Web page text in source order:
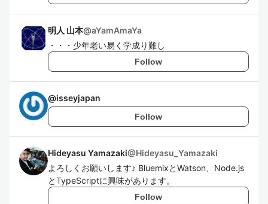
明人 山本@aYamAmaYa
・・・少年老い易く学成り難し
Follow
@isseyjapan
Follow
Hideyasu Yamazaki@Hideyasu_Yamazaki
よろしくお願いします♪ BluemixとWatson、Node.js
とTypeScriptに興味があります。
Follow